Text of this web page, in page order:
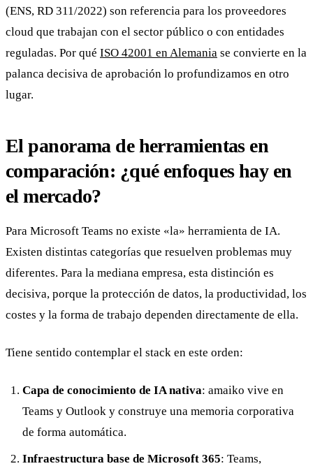
(ENS, RD 311/2022) son referencia para los proveedores
cloud que trabajan con el sector público o con entidades
reguladas. Por qué ISO 42001 en Alemania se convierte en la
palanca decisiva de aprobación lo profundizamos en otro
lugar.
El panorama de herramientas en
comparación: ¿qué enfoques hay en
el mercado?
Para Microsoft Teams no existe «la» herramienta de IA.
Existen distintas categorías que resuelven problemas muy
diferentes. Para la mediana empresa, esta distinción es
decisiva, porque la protección de datos, la productividad, los
costes y la forma de trabajo dependen directamente de ella.
Tiene sentido contemplar el stack en este orden:
Capa de conocimiento de IA nativa: amaiko vive en
Teams y Outlook y construye una memoria corporativa
de forma automática.
Infraestructura base de Microsoft 365: Teams,